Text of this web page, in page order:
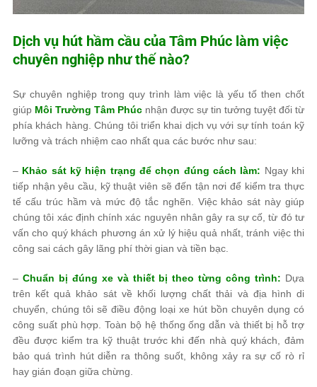
Dịch vụ hút hầm cầu của Tâm Phúc làm việc
chuyên nghiệp như thế nào?
Sự chuyên nghiệp trong quy trình làm việc là yếu tố then chốt
giúp Môi Trường Tâm Phúc nhận được sự tin tưởng tuyệt đối từ
phía khách hàng. Chúng tôi triển khai dịch vụ với sự tính toán kỹ
lưỡng và trách nhiệm cao nhất qua các bước như sau:
– Khảo sát kỹ hiện trạng để chọn đúng cách làm: Ngay khi
tiếp nhận yêu cầu, kỹ thuật viên sẽ đến tận nơi để kiểm tra thực
tế cấu trúc hầm và mức độ tắc nghẽn. Việc khảo sát này giúp
chúng tôi xác định chính xác nguyên nhân gây ra sự cố, từ đó tư
vấn cho quý khách phương án xử lý hiệu quả nhất, tránh việc thi
công sai cách gây lãng phí thời gian và tiền bạc.
– Chuẩn bị đúng xe và thiết bị theo từng công trình: Dựa
trên kết quả khảo sát về khối lượng chất thải và địa hình di
chuyển, chúng tôi sẽ điều động loại xe hút bồn chuyên dụng có
công suất phù hợp. Toàn bộ hệ thống ống dẫn và thiết bị hỗ trợ
đều được kiểm tra kỹ thuật trước khi đến nhà quý khách, đảm
bảo quá trình hút diễn ra thông suốt, không xảy ra sự cố rò rỉ
hay gián đoạn giữa chừng.